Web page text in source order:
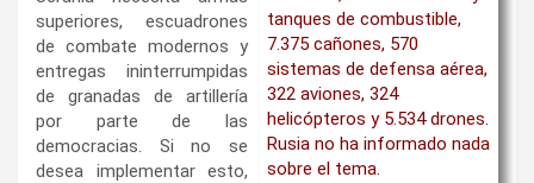
tanques de combustible,
7.375 cañones, 570
sistemas de defensa aérea,
322 aviones, 324
helicópteros y 5.534 drones.
Rusia no ha informado nada
sobre el tema.
superiores, escuadrones
de combate modernos y
entregas ininterrumpidas
de granadas de artillería
por parte de las
democracias. Si no se
desea implementar esto,